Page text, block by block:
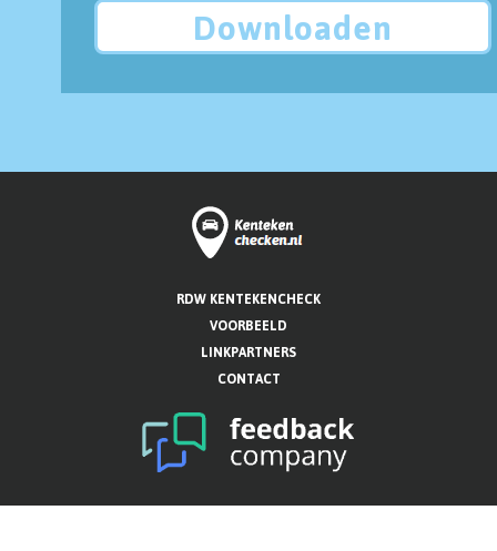
Downloaden
RDW KENTEKENCHECK
VOORBEELD
LINKPARTNERS
CONTACT